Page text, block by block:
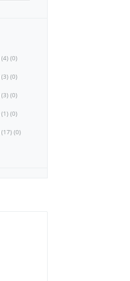
(4) (0)
(3) (0)
(3) (0)
(1) (0)
(17) (0)